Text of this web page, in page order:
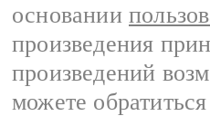
основании
произведения
произведений
можете